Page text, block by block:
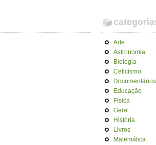
Arte
Astronomia
Biologia
Ceticismo
Documentários
Educação
Física
Geral
História
Livros
Matemática